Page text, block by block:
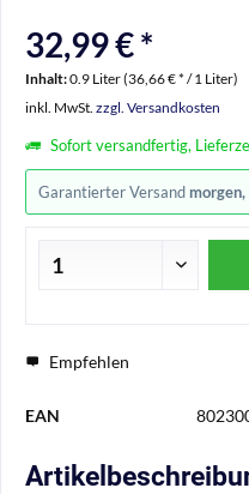
32,99 € *
Inhalt:0.9 Liter (36,66 € * / 1 Liter)
inkl. MwSt. zzgl. Versandkosten
Sofort versandfertig,
Garantierter Versand
Empfehlen
EAN